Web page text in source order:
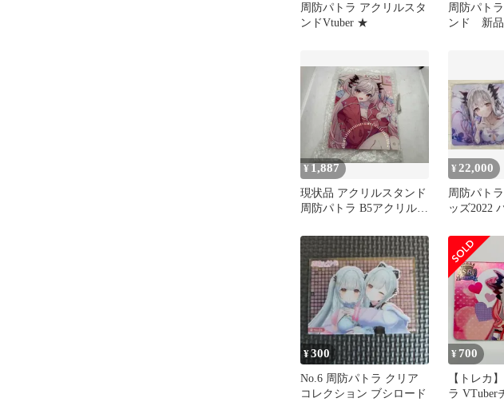
周防パトラ アクリルスタ
ンドVtuber ★
周防パト
ンド 新品
¥ 1,887
現状品 アクリルスタンド
周防パトラ B5アクリルボ
774inc. 周防パトラ5周年
記念
¥ 22,000
周防パト
ッズ2022
¥300
No.6 周防パトラ クリア
コレクション ブシロード
¥ 700
【トレカ
ラ VTuber